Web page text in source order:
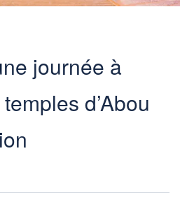
journée à
d’Abou